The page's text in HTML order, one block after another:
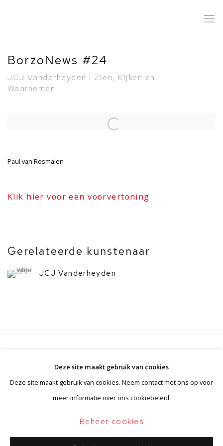
BorzoNews #24
JCJ Vanderheyden l Zien, Kijken en
Waarnemen
Open a larger version of the following image in a popup:
Paul van Rosmalen
Klik hier voor een voorvertoning
Gerelateerde kunstenaar
JCJ Vanderheyden
Algemene voorwaarden
Copyright © 2026 BorzoGallery
Site door Artlogic
Deze site maakt gebruik van cookies
Deze site maakt gebruik van cookies. Neem contact met ons op voor
meer informatie over ons cookiebeleid.
Beheer cookies